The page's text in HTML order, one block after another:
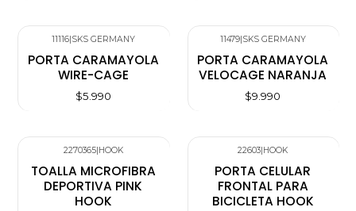
11116| SKS GERMANY
PORTA CARAMAYOLA
WIRE-CAGE
$5.990
11479| SKS GERMANY
PORTA CARAMAYOLA
VELOCAGE NARANJA
$9.990
2270365| HOOK
TOALLA MICROFIBRA
DEPORTIVA PINK
HOOK
22603 HOOK
PORTA CELULAR
FRONTAL PARA
BICICLETA HOOK